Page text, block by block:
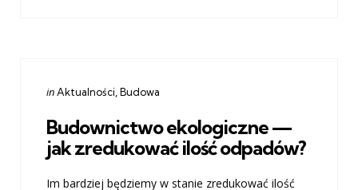
Categories
Posted
inAktualności Budowa
Budownictwo ekologiczne —
jak zredukować ilość odpadów?
Im bardziej będziemy w stanie zredukować ilość